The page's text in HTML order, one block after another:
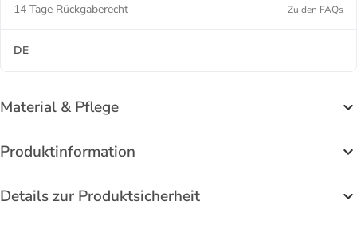
14 Tage Rückgaberecht
Zu den FAQs
DE
Material & Pflege
Produktinformation
Details zur Produktsicherheit